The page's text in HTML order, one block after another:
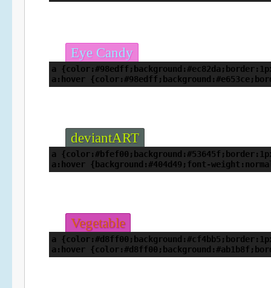
Eye Candy
a
a:hover
deviantART
a
a:hover {background:#404d49;font-
Vegetable
a
a:hover